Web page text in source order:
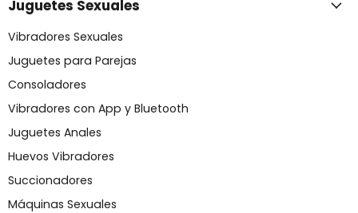
Juguetes Sexuales
Vibradores Sexuales
Juguetes para Parejas
Consoladores
Vibradores con App y Bluetooth
Juguetes Anales
Huevos Vibradores
Succionadores
Máquinas Sexuales